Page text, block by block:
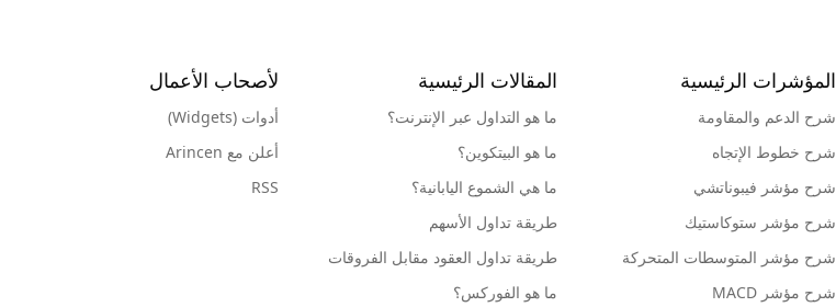
المؤشرات الرئيسية
شرح الدعم والمقاومة
شرح خطوط الإتجاه
شرح مؤشر فيبوناتشي
شرح مؤشر ستوكاستيك
شرح مؤشر المتوسطات المتحركة
شرح مؤشر MACD
المقالات الرئيسية
ما هو التداول عبر الإنترنت؟
ما هو البيتكوين؟
ما هي الشموع اليابانية؟
طريقة تداول الأسهم
طريقة تداول العقود مقابل الفروقات
ما هو الفوركس؟
لأصحاب الأعمال
أدوات (Widgets)
أعلن مع Arincen
RSS